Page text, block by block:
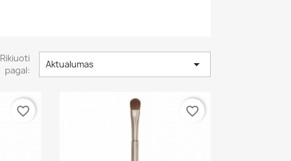
Rikiuoti
pagal:
Aktualumas 
favorite_border favorite_border